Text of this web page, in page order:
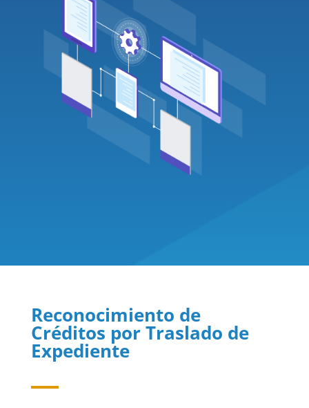
Reconocimiento de
Créditos por Traslado de
Expediente